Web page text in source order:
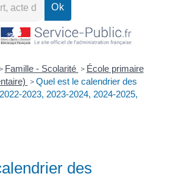
> Famille - Scolarité > École primaire
> Quel est le calendrier des
2023, 2023-2024, 2024-2025,
des